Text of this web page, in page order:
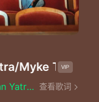
Myke Towers
Pareja Del Año - Sebastian Yatra/Myke Towers 查看歌词